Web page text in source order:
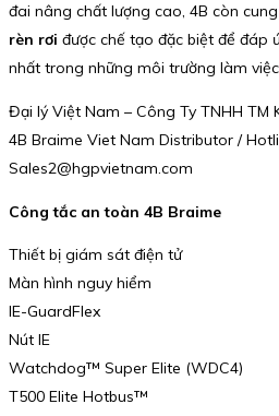
đai nâng chất lượng cao, 4B còn
rèn rơi được chế tạo đặc biệt để đáp
nhất trong những môi trường làm
Đại lý Việt Nam – Công Ty TNHH TM
4B Braime Viet Nam Distributor /
Sales2@hgpvietnam.com
Công tắc an toàn 4B Braime
Thiết bị giám sát điện tử
Màn hình nguy hiểm
IE-GuardFlex
Nút IE
Watchdog™ Super Elite (WDC4)
T500 Elite Hotbus™